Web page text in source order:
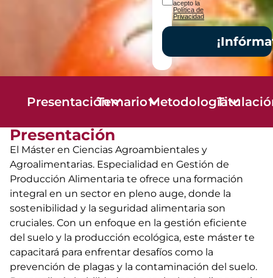
acepto la
Política de
Privacidad
PresentaciónTemarioMetodología
Presentación
El Máster en Ciencias Agroambientales y
Agroalimentarias. Especialidad en Gestión de
Producción Alimentaria te ofrece una formación
integral en un sector en pleno auge, donde la
sostenibilidad y la seguridad alimentaria son
cruciales. Con un enfoque en la gestión eficiente
del suelo y la producción ecológica, este máster te
capacitará para enfrentar desafíos como la
prevención de plagas y la contaminación del suelo.